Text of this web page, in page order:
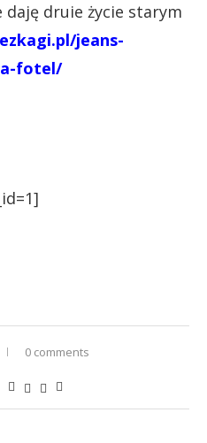
druie życie starym
jeans-
fotel/
0 comments